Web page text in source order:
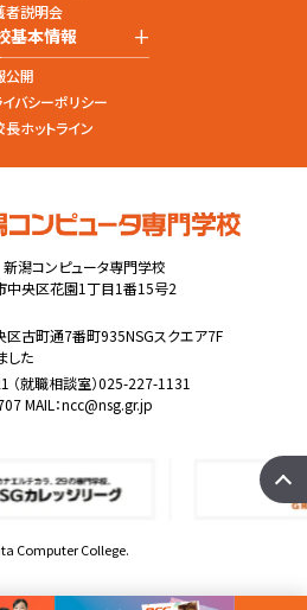
者説明会
基本情報 +
公開
バシーポリシー
長ホットライン
潟コンピュータ専門学校
中央区花園1丁目1番15号2
古町通7番町935NSGスクエア7F
した
（就職相談室）025-227-1131
MAIL：ncc@nsg.gr.jp
Computer College.